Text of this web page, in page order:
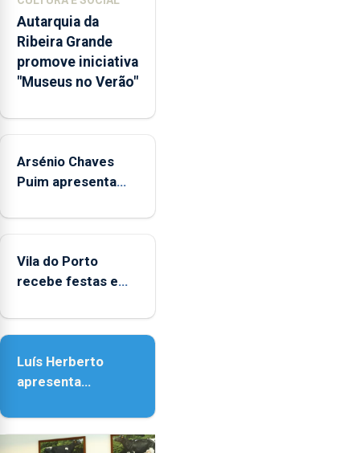
integrados
na
Rede
Municipal
de
aos
durante
o
de
entre
as
e
as
18h00.
Autarquia da
Ribeira Grande
promove iniciativa
"Museus no Verão"
Arsénio Chaves
Puim apresenta
de Vila do Porto
Vila do Porto
recebe festas em
Senhora da
Luís Herberto
apresenta
Paisagem’